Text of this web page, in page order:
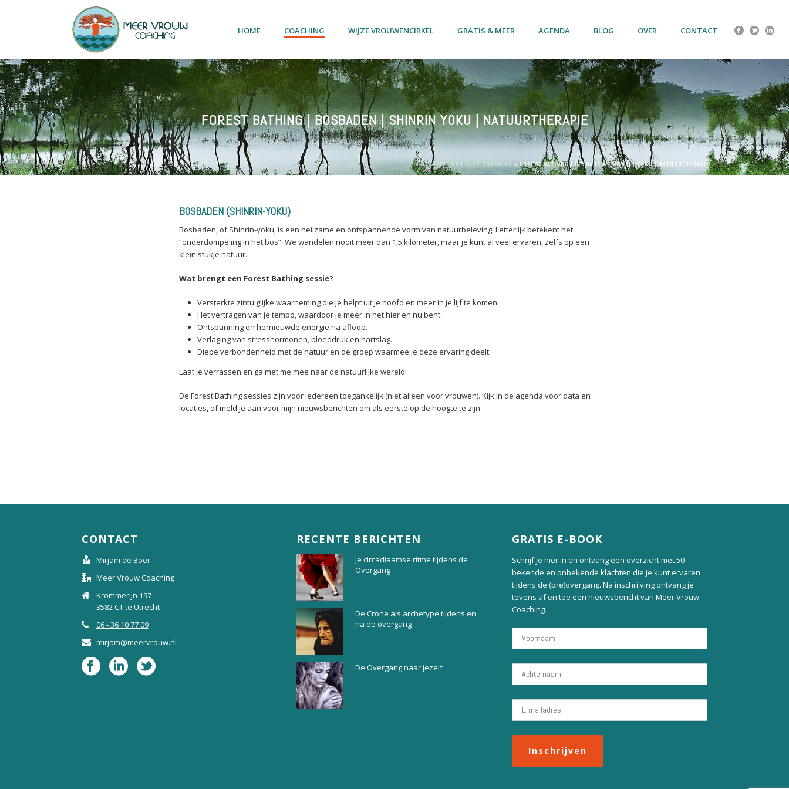
HOME COACHING WIJZE VROUWENCIRKEL GRATIS & MEER AGENDA BLOG OVER CONTACT
FOREST BATHING | BOSBADEN | SHINRIN YOKU | NATUURTHERAPIE
HOME»PERSOONLIJKE COACHING»FOREST BATHING | BOSBADEN | SHINRIN YOKU | NATUURTHERAPIE
BOSBADEN (SHINRIN-YOKU)
Bosbaden, of Shinrin-yoku, is een heilzame en ontspannende vorm van natuurbeleving. Letterlijk betekent het
“onderdompeling in het bos”. We wandelen nooit meer dan 1,5 kilometer, maar je kunt al veel ervaren, zelfs op een
klein stukje natuur.
Wat brengt een Forest Bathing sessie?
Versterkte zintuiglijke waarneming die je helpt uit je hoofd en meer in je lijf te komen.
Het vertragen van je tempo, waardoor je meer in het hier en nu bent.
Ontspanning en hernieuwde energie na afloop.
Verlaging van stresshormonen, bloeddruk en hartslag.
Diepe verbondenheid met de natuur en de groep waarmee je deze ervaring deelt.
Laat je verrassen en ga met me mee naar de natuurlijke wereld!
De Forest Bathing sessies zijn voor iedereen toegankelijk (niet alleen voor vrouwen). Kijk in de agenda voor data en
locaties, of meld je aan voor mijn nieuwsberichten om als eerste op de hoogte te zijn.
CONTACT
Mirjam de Boer
Meer Vrouw Coaching
Krommerijn 197
3582 CT te Utrecht
06 - 36 10 77 09
mirjam@meervrouw.nl
RECENTE BERICHTEN
Je circadiaamse ritme tijdens de
Overgang
De Crone als archetype tijdens en
na de overgang
De Overgang naar jezelf
GRATIS E-BOOK
Schrijf je hier in en ontvang een overzicht met 50
bekende en onbekende klachten die je kunt ervaren
tijdens de (pre)overgang. Na inschrijving ontvang je
tevens af en toe een nieuwsbericht van Meer Vrouw
Coaching.